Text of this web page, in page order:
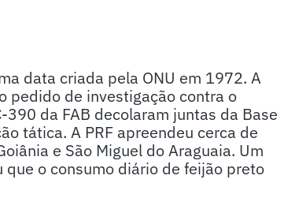
data criada pela ONU em 1972. A
pedido de investigação contra o
390 da FAB decolaram juntas da Base
tática. A PRF apreendeu cerca de
e São Miguel do Araguaia. Um
o consumo diário de feijão preto